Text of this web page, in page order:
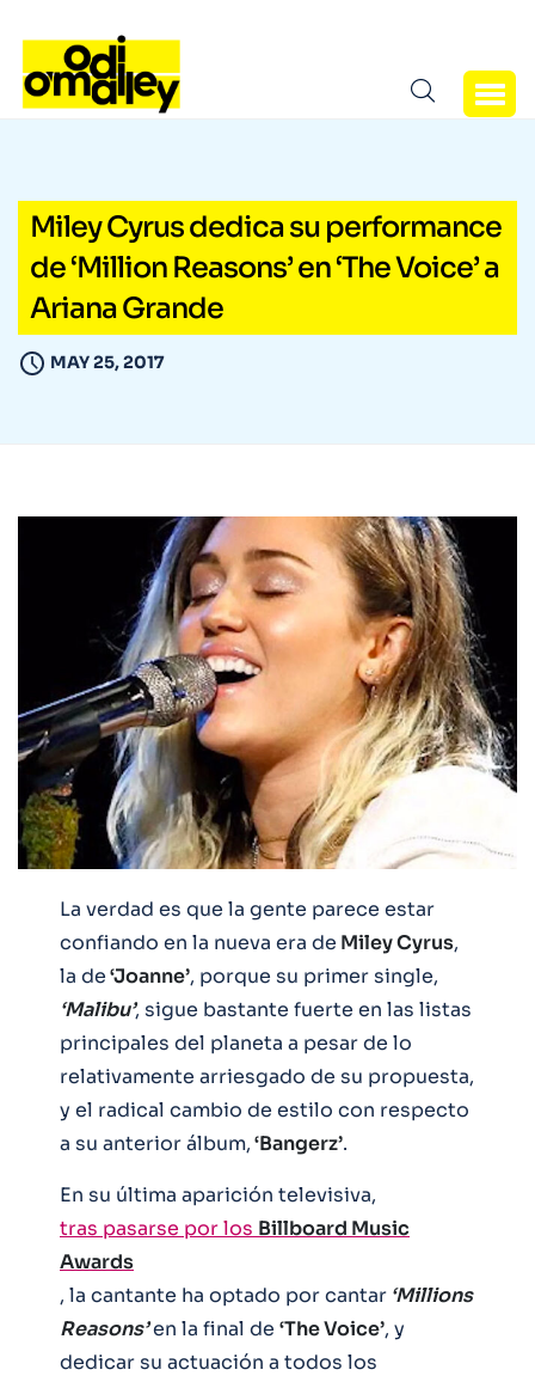
Miley Cyrus dedica su performance
de ‘Million Reasons’ en ‘The Voice’ a
Ariana Grande
MAY 25, 2017
La verdad es que la gente parece estar
confiando en la nueva era de Miley Cyrus,
la de‘Joanne’, porque su primer single,
‘Malibu’, sigue bastante fuerte en las listas
principales del planeta a pesar de lo
relativamente arriesgado de su propuesta,
y el radical cambio de estilo con respecto
a su anterior álbum,‘Bangerz’.
En su última aparición televisiva,
tras pasarse por los Billboard Music
Awards
, la cantante ha optado por cantar ‘Millions
Reasons’en la final de ‘The Voice’, y
dedicar su actuación a todos los